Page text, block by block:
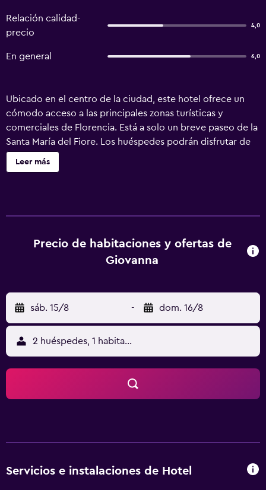
Relación calidad-
precio
4,0
En general 6,0
Ubicado en el centro de la ciudad, este hotel ofrece un
cómodo acceso a las principales zonas turísticas y
comerciales de Florencia. Está a solo un breve paseo de la
Santa María del Fiore. Los huéspedes podrán disfrutar de
muchas instalaciones y servicios, tales como un mostrador
turístico y wifi. El establecimiento tiene 7 habitaciones
encontrará muchas opciones de entretenimiento,
restaurantes, cafeterías y una excelente vida nocturna.
Leer más
Precio de habitaciones y ofertas de
Giovanna
sáb. 15/8 - dom. 16/8
2 huéspedes, 1 habitación
Servicios e instalaciones de Hotel